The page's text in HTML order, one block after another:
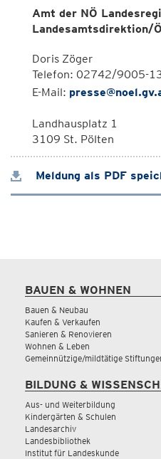
Amt der NÖ
Landesamtsdirektion/
Doris Zöger
Telefon: 02742/9005-
E-Mail:
Landhausplatz 1
3109 St. Pölten
Meldung als PDF
BAUEN & WOHNEN
Bauen & Neubau
Kaufen & Verkaufen
Sanieren & Renovieren
Wohnen & Leben
Gemeinnützige/mildtätige
BILDUNG &
Aus- und Weiterbildung
Kindergärten & Schulen
Landesarchiv
Landesbibliothek
Institut für Landeskunde